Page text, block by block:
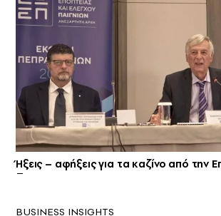
Ήξεις – αφήξεις για τα καζίνο από την
BUSINESS INSIGHTS